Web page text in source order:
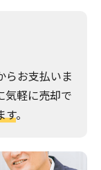
らお支払いま
気軽に売却で
す。